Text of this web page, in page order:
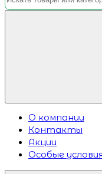
О компании
Контакты
Акции
Особые